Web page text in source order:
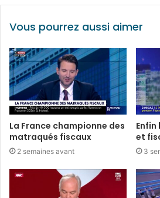
Vous pourrez aussi aimer
La France championne des
matraqués fiscaux
2 semaines avant
et
3